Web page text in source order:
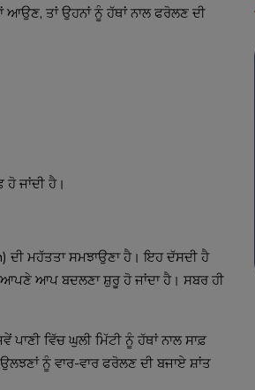
ਆਉਣ, ਤਾਂ ਉਹਨਾਂ ਨੂੰ ਹੱਥਾਂ ਨਾਲ ਫਰੋਲਣ ਦੀ
ਜਾਂਦੀ ਹੈ।
ਮਹੱਤਤਾ ਸਮਝਾਉਣਾ ਹੈ। ਇਹ ਦੱਸਦੀ ਹੈ
ਆਪ ਬਦਲਣਾ ਸ਼ੁਰੂ ਹੋ ਜਾਂਦਾ ਹੈ। ਸਬਰ ਹੀ
ਵਿੱਚ ਘੁਲੀ ਮਿੱਟੀ ਨੂੰ ਹੱਥਾਂ ਨਾਲ ਸਾਫ਼
ਨੂੰ ਵਾਰ-ਵਾਰ ਫਰੋਲਣ ਦੀ ਬਜਾਏ ਸ਼ਾਂਤ